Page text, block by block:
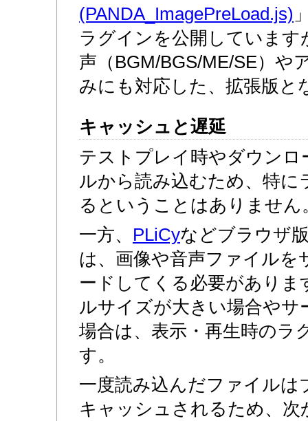
(PANDA_ImagePreLoad.js)
ラグインを公開しています
声（BGM/BGS/ME/SE）や
みにも対応した、拡張版と
キャッシュと遅延
テストプレイ時やダウンロ
ルから読み込むため、特に
るということはありません
一方、 PLiCyなどブラウザ
は、画像や音声ファイルを
ードしてくる必要があり
ルサイズが大きい場合やサ
場合は、表示・再生時のラ
す。
一度読み込んだファイルは
キャッシュされるため、次